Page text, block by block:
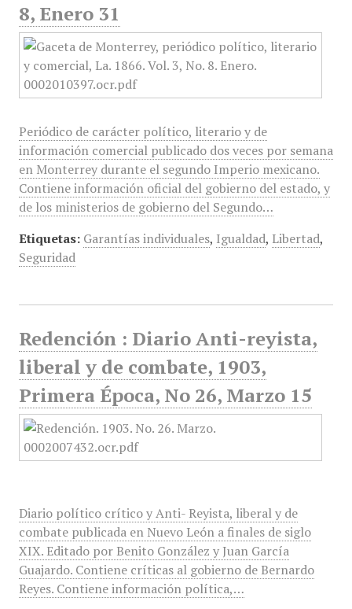
8, Enero 31
Periódico de carácter político, literario y de
información comercial publicado dos veces por semana
en Monterrey durante el segundo Imperio mexicano.
Contiene información oficial del gobierno del estado, y
de los ministerios de gobierno del Segundo…
Etiquetas: Garantías individuales, Igualdad, Libertad,
Seguridad
Redención : Diario Anti-reyista,
liberal y de combate, 1903,
Primera Época, No 26, Marzo 15
Diario político crítico y Anti- Reyista, liberal y de
combate publicada en Nuevo León a finales de siglo
XIX. Editado por Benito González y Juan García
Guajardo. Contiene críticas al gobierno de Bernardo
Reyes. Contiene información política,…